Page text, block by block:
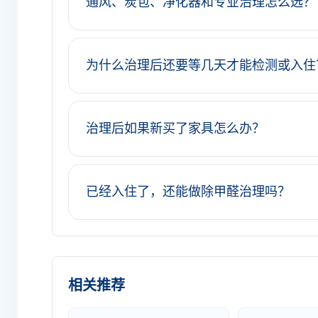
为什么治理后还要等几天才能检测或入
治理后如果新买了家具怎么办？
已经入住了，还能做除甲醛治理吗？
相关推荐